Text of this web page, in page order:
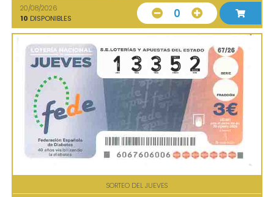
20/08/2026
10 DISPONIBLES 0
SORTEO DEL JUEVES